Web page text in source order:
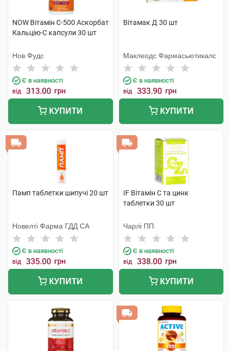
NOW Вітамін С-500 Аскорбат
Кальцію-С капсули 30 шт
Нов Фудс
Є в наявності
від 313.00 грн
КУПИТИ
Вітамак Д 30 шт
Маклеодс Фармасьютикалс
Є в наявності
від 333.90 грн
КУПИТИ
Памп таблетки шипучі 20 шт
Новелті Фарма ГДД СА
Є в наявності
від 335.00 грн
КУПИТИ
IF Вітамін С та цинк
таблетки 30 шт
Чарлі ПП
Є в наявності
від 338.00 грн
КУПИТИ